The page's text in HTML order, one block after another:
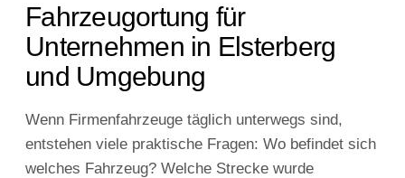
Fahrzeugortung für
Unternehmen in Elsterberg
und Umgebung
Wenn Firmenfahrzeuge täglich unterwegs sind,
entstehen viele praktische Fragen: Wo befindet sich
welches Fahrzeug? Welche Strecke wurde